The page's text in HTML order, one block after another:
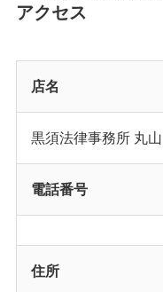
アクセス
店名
黒須法律事務所 丸
電話番号
住所